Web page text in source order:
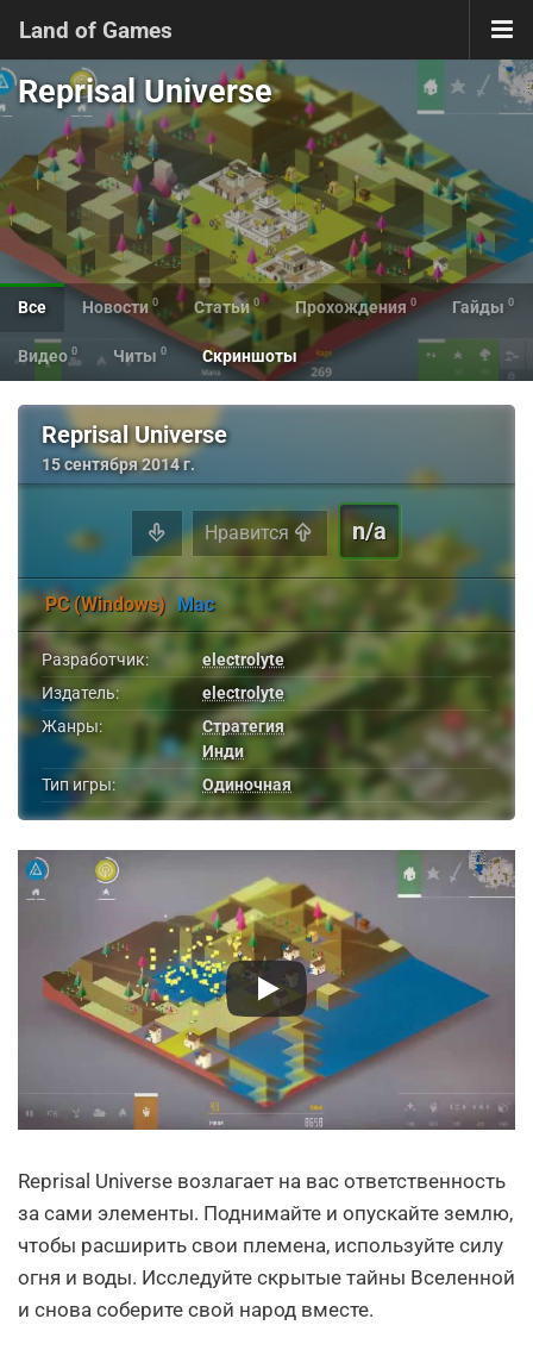
Land of Games
Reprisal Universe
Все Новости 0 Статьи 0 Прохождения 0 Гайды 0
Видео 0 Читы 0 Скриншоты
Reprisal Universe
15 сентября 2014 г.
Нравится n/a
PC (Windows) Mac
Разработчик:
electrolyte
Издатель:
electrolyte
Жанры:
Стратегия
Инди
Тип игры:
Одиночная
Reprisal Universe возлагает на вас ответственность
за сами элементы. Поднимайте и опускайте землю,
чтобы расширить свои племена, используйте силу
огня и воды. Исследуйте скрытые тайны Вселенной
и снова соберите свой народ вместе.